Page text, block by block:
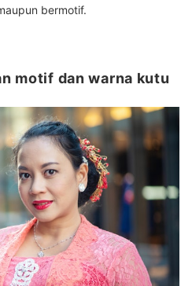
bermotif.
motif dan warna kutu